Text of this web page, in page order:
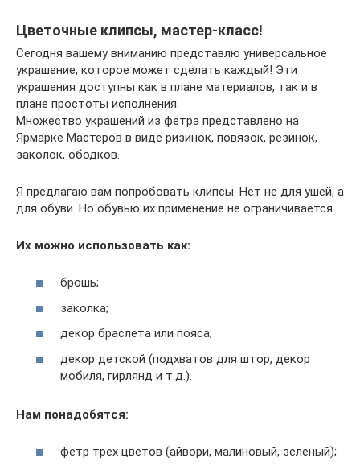
Цветочные клипсы, мастер-класс!
Сегодня вашему вниманию представлю универсальное
украшение, которое может сделать каждый! Эти
украшения доступны как в плане материалов, так и в
плане простоты исполнения.
Множество украшений из фетра представлено на
Ярмарке Мастеров в виде ризинок, повязок, резинок,
заколок, ободков.
Я предлагаю вам попробовать клипсы. Нет не для ушей, а
для обуви. Но обувью их применение не ограничивается.
Их можно использовать как:
брошь;
заколка;
декор браслета или пояса;
декор детской (подхватов для штор, декор
мобиля, гирлянд и т.д.).
Нам понадобятся:
фетр трех цветов (айвори, малиновый, зеленый);